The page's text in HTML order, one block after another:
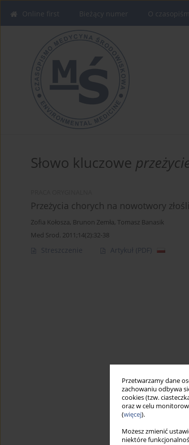
Przetwarzamy dane
zachowaniu odbywa
cookies (tzw.
oraz w celu
(więcej).
Możesz zmienić
niektóre
Online first Bieżący numer O
Słowo kluczowe
Przeżycia chorych na nowotwory
Zofia Kołosza, Brunon Zemła, Tomasz Banasik
Med Srod. 2011;14(2):32-38
Streszczenie Artykuł (PDF)